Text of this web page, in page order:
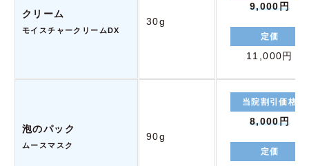
クリーム
モイスチャークリームDX
30g
9,000円
定価
11,000円
泡のパック
ムースマスク
90g
当院割引価格
8,000円
定価